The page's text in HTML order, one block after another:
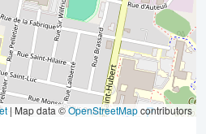
| Map data ©OpenStreetMapcontributors